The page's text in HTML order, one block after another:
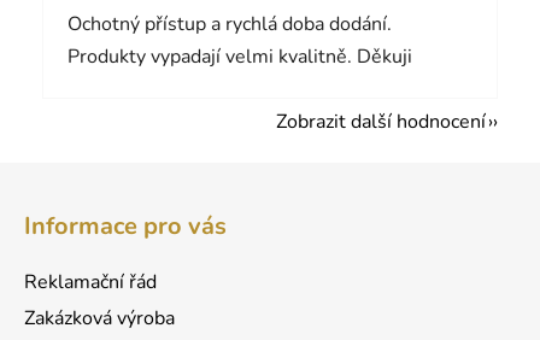
Ochotný přístup a rychlá doba dodání.
Produkty vypadají velmi kvalitně. Děkuji
Zobrazit další hodnocení
Informace pro vás
Reklamační řád
Zakázková výroba